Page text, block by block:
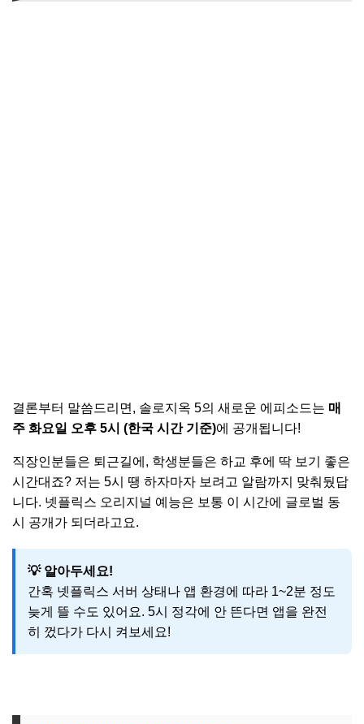
결론부터 말씀드리면, 솔로지옥 5의 새로운 에피소드는 매
주 화요일 오후 5시 (한국 시간 기준)에 공개됩니다!
직장인분들은 퇴근길에, 학생분들은 하교 후에 딱 보기 좋은
시간대죠? 저는 5시 땡 하자마자 보려고 알람까지 맞춰뒀답
니다. 넷플릭스 오리지널 예능은 보통 이 시간에 글로벌 동
시 공개가 되더라고요.
💡 알아두세요!
간혹 넷플릭스 서버 상태나 앱 환경에 따라 1~2분 정도
늦게 뜰 수도 있어요. 5시 정각에 안 뜬다면 앱을 완전
히 껐다가 다시 켜보세요!